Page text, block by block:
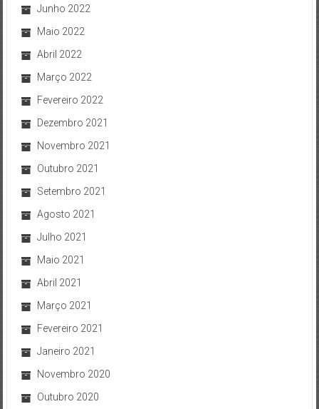
Junho 2022
Maio 2022
Abril 2022
Março 2022
Fevereiro 2022
Dezembro 2021
Novembro 2021
Outubro 2021
Setembro 2021
Agosto 2021
Julho 2021
Maio 2021
Abril 2021
Março 2021
Fevereiro 2021
Janeiro 2021
Novembro 2020
Outubro 2020